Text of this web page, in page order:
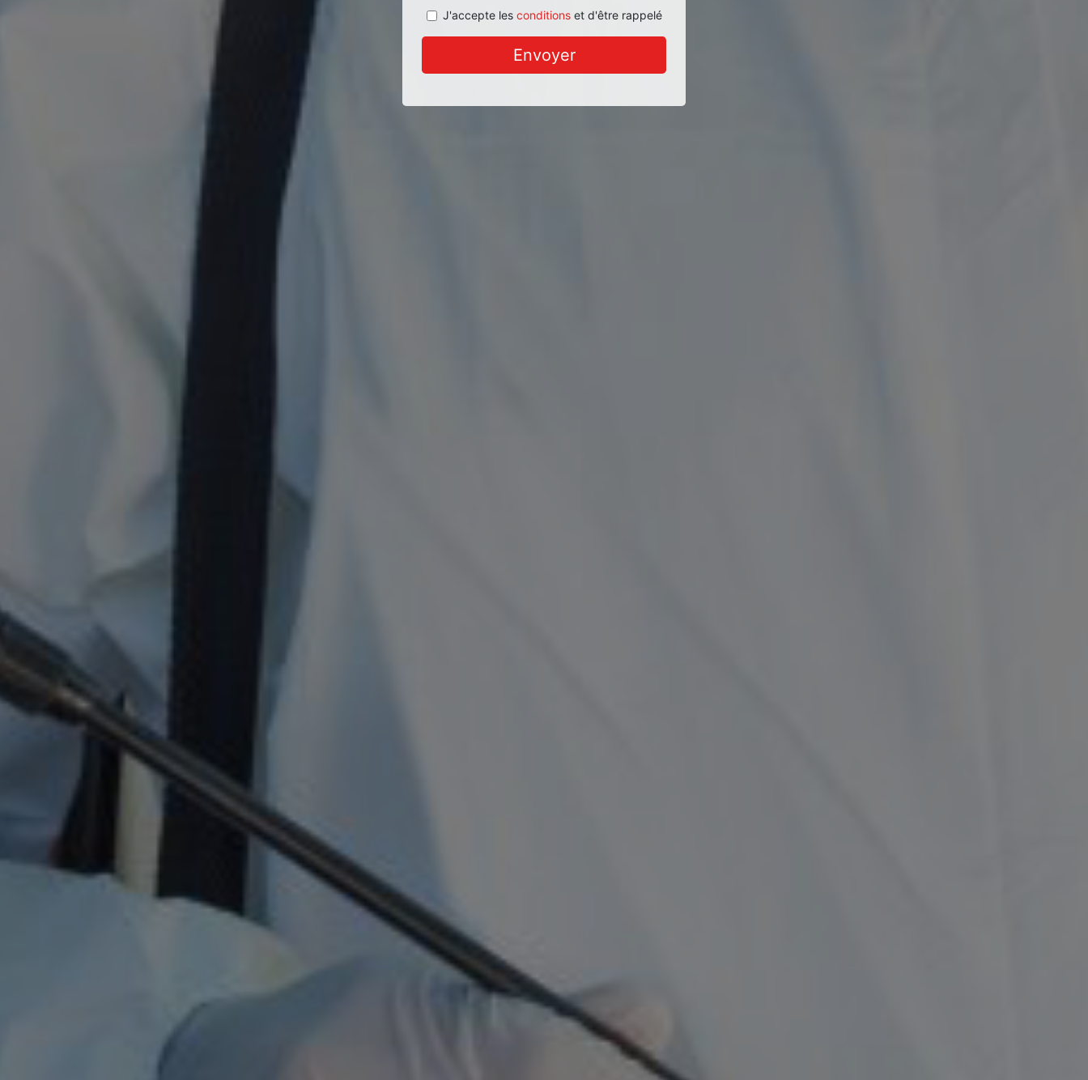
J'accepte les conditionset d'être rappelé
Envoyer